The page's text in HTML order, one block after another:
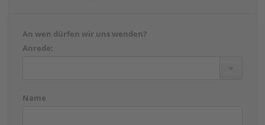
An wen dürfen wir uns wenden?
Anrede:
Name